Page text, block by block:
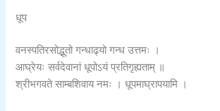
धूप
वनस्पतिरसोद्भूतो गन्धाढ्यो गन्ध उत्तमः ।
आघ्रेयः सर्वदेवानां धूपोऽयं प्रतिगृह्यताम् ॥
श्रीभगवते साम्बशिवाय नमः । धूपमाघ्रापयामि ।